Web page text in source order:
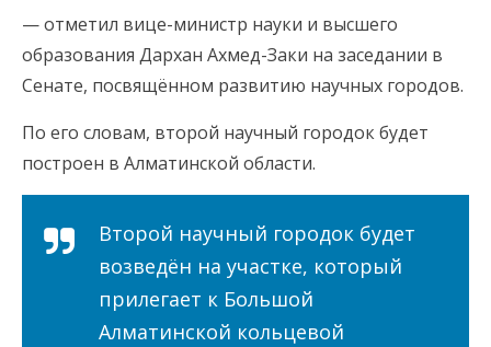
— отметил вице-министр науки и высшего
образования Дархан Ахмед-Заки на заседании в
Сенате, посвящённом развитию научных городов.
По его словам, второй научный городок будет
построен в Алматинской области.
Второй научный городок будет
возведён на участке, который
прилегает к Большой
Алматинской кольцевой